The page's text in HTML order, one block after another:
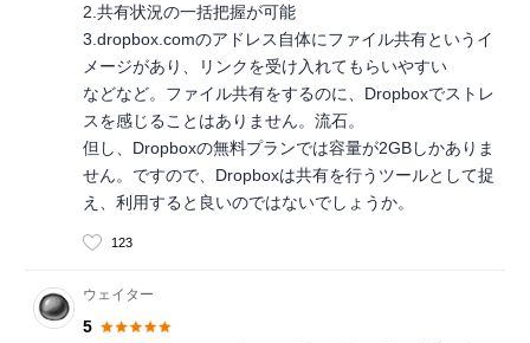
2.共有状況の一括把握が可能
3.dropbox.comのアドレス自体にファイル共有というイ
メージがあり、リンクを受け入れてもらいやすい
などなど。ファイル共有をするのに、Dropboxでストレ
スを感じることはありません。流石。
但し、Dropboxの無料プランでは容量が2GBしかありま
せん。ですので、Dropboxは共有を行うツールとして捉
え、利用すると良いのではないでしょうか。
123
ウェイター
5